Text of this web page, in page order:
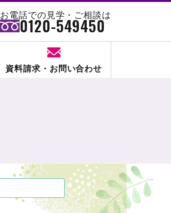
お電話での見学・ご相談は
0120-549450
資料請求・お問い合わせ